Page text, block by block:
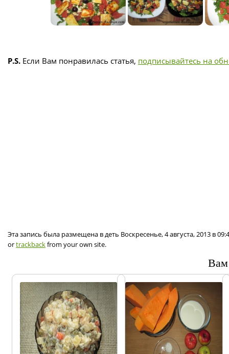
P.S. Если Вам понравилась статья, подписывайтесь на
Эта запись была размещена в деть Воскресенье, 4 августа, 2013 в
ortrackbackfrom your own site.
Вам